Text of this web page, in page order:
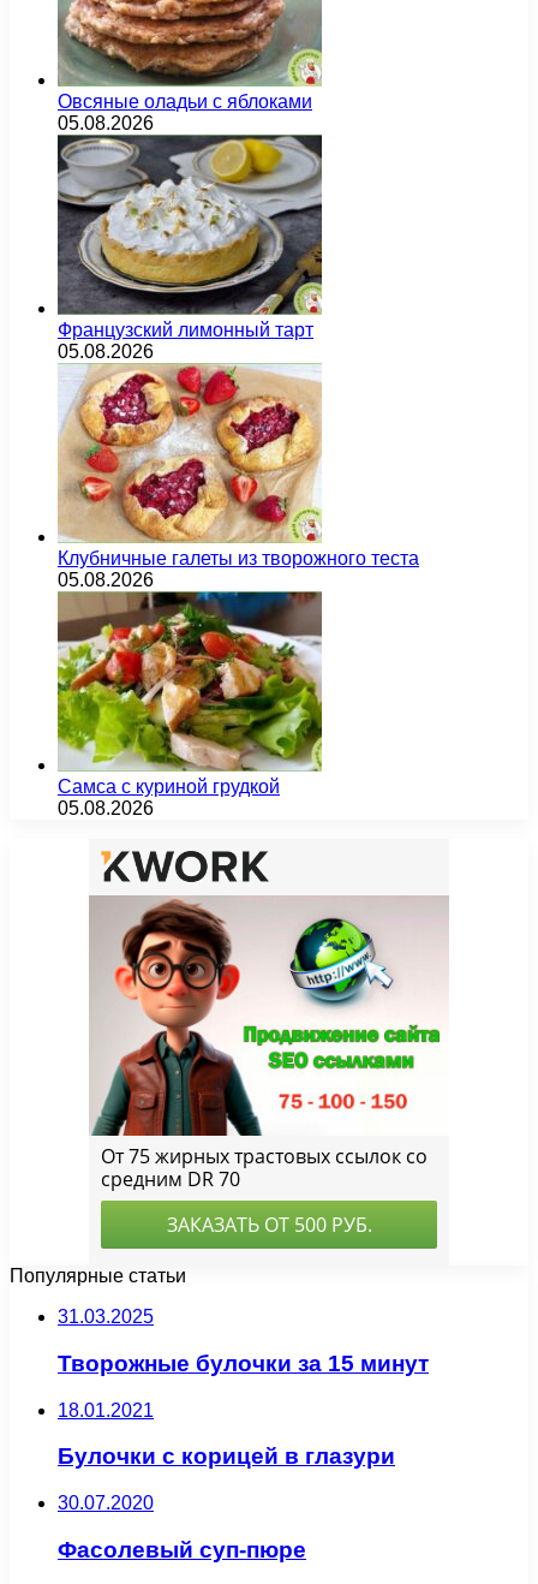
Овсяные оладьи с яблоками
05.08.2026
Французский лимонный тарт
05.08.2026
Клубничные галеты из творожного теста
05.08.2026
Самса с куриной грудкой
05.08.2026
Популярные статьи
31.03.2025
Творожные булочки за 15 минут
18.01.2021
Булочки с корицей в глазури
30.07.2020
Фасолевый суп-пюре